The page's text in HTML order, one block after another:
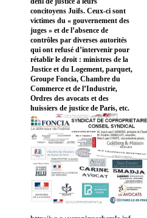
concitoyens Juifs. Ceux-ci sont
victimes du « gouvernement des
juges » et de l’absence de
contrôles par diverses autorités
qui ont refusé d’intervenir pour
rétablir le droit : ministres de la
Justice et du Logement, parquet,
Groupe Foncia, Chambre du
Commerce et de l’Industrie,
Ordres des avocats et des
huissiers de justice de Paris, etc.